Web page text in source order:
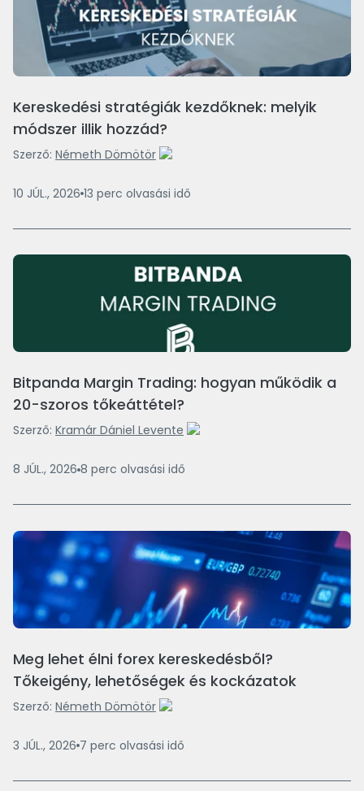
Kereskedési stratégiák kezdőknek: melyik
módszer illik hozzád?
Szerző: Németh Dömötör
10 JÚL., 2026 13 perc olvasási idő
Bitpanda Margin Trading: hogyan működik a
20-szoros tőkeáttétel?
Szerző: Kramár Dániel Levente
8 JÚL., 2026 8 perc olvasási idő
Meg lehet élni forex kereskedésből?
Tőkeigény, lehetőségek és kockázatok
Szerző: Németh Dömötör
3 JÚL., 2026 7 perc olvasási idő